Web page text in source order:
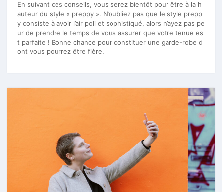
En suivant ces conseils, vous serez bientôt pour être à la h
auteur du style « preppy ». N’oubliez pas que le style prepp
y consiste à avoir l’air poli et sophistiqué, alors n’ayez pas pe
ur de prendre le temps de vous assurer que votre tenue es
t parfaite ! Bonne chance pour constituer une garde-robe d
ont vous pourrez être fière.